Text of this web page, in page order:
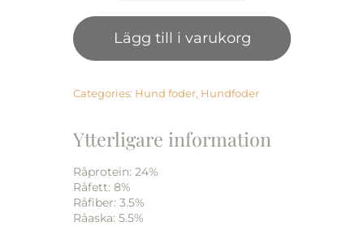
RIS
VUXEN
1,5kg
Lägg till i varukorg
Categories: Hund foder, Hundfoder
Ytterligare information
Råprotein: 24%
Råfett: 8%
Råfiber: 3.5%
Råaska: 5.5%